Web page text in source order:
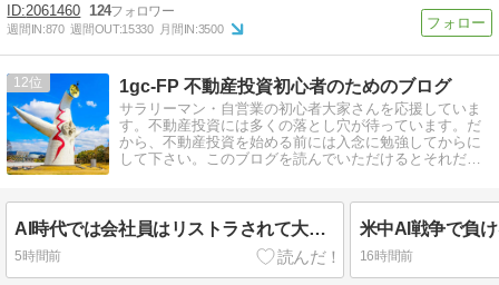
2061460 124
週間IN:870 週間OUT:15330 月間IN:3500
12 1gc-FP 不動産投資初心者のためのブログ
サラリーマン・自営業の初心者大家さんを応援していま
す。不動産投資には多くの落とし穴が待っています。だ
から、不動産投資を始める前には入念に勉強してからに
して下さい。このブログを読んでいただけるとそれだけ
AI時代では会社員はリストラされて大手のエリートを除いて可処分所得は減る一方、家賃は上がらない…
5時間前 16時間前